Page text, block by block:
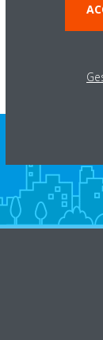
37047 San